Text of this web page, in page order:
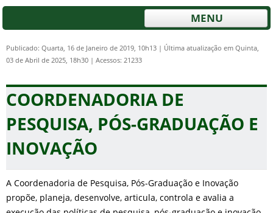
MENU
Publicado: Quarta, 16 de Janeiro de 2019, 10h13 | Última atualização em Quinta,
03 de Abril de 2025, 18h30 | Acessos: 21233
COORDENADORIA DE
PESQUISA, PÓS-GRADUAÇÃO E
INOVAÇÃO
A Coordenadoria de Pesquisa, Pós-Graduação e Inovação
propõe, planeja, desenvolve, articula, controla e avalia a